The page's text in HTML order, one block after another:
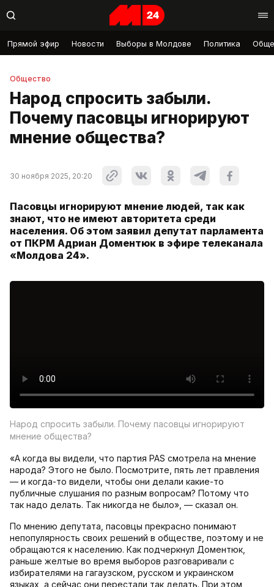
Прямой эфир Новости Выборы в Молдове Политика
Общество
Народ спросить забыли.
Почему пасовцы игнорируют
мнение общества?
30 ноября 2025, 20:20
Пасовцы игнорируют мнение людей, так как
знают, что не имеют авторитета среди
населения. Об этом заявил депутат парламента
от ПКРМ Адриан Доментюк в эфире телеканала
«Молдова 24».
Народ спросить забыли. Почему пасовцы игнорируют
мнение общества?
«А когда вы видели, что партия PAS смотрела на мнение
народа? Этого не было. Посмотрите, пять лет правления
— и когда-то видели, чтобы они делали какие-то
публичные слушания по разным вопросам? Потому что
так надо делать. Так никогда не было», — сказал он.
По мнению депутата, пасовцы прекрасно понимают
непопулярность своих решений в обществе, поэтому и не
обращаются к населению. Как подчеркнул Доментюк,
раньше желтые во время выборов разговаривали с
избирателями на гагаузском, русском и украинском
языках, а сейчас они перестали так делать. При этом